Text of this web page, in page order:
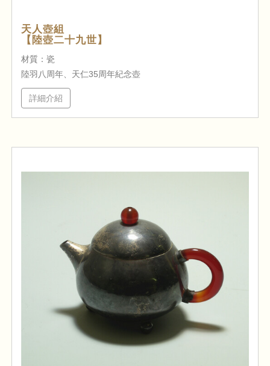
天人壺組
【陸壺二十九世】
材質：瓷
陸羽八周年、天仁35周年紀念壺
詳細介紹